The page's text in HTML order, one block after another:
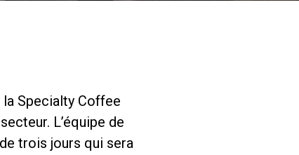
Specialty Coffee
L’équipe de
trois jours qui sera
Nous contacter